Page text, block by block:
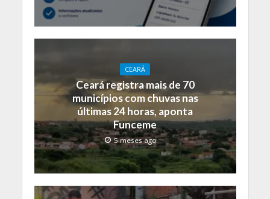
CEARÁ
Ceará registra mais de 70
municípios com chuvas nas
últimas 24 horas, aponta
Funceme
5 meses ago